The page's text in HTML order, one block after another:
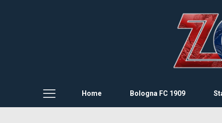
Home Bologna FC 1909